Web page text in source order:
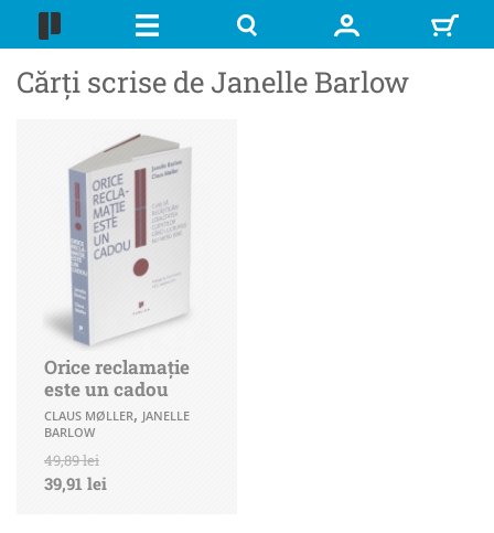
Cărți scrise de Janelle Barlow
Orice reclamație
este un cadou
CLAUS MØLLER, JANELLE
BARLOW
49,89 lei
39,91 lei